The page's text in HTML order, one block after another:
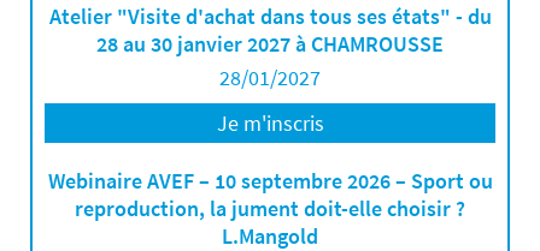
Atelier "Visite d'achat dans tous ses états" - du
28 au 30 janvier 2027 à CHAMROUSSE
28/01/2027
Je m'inscris
Webinaire AVEF – 10 septembre 2026 – Sport ou
reproduction, la jument doit-elle choisir ?
L.Mangold